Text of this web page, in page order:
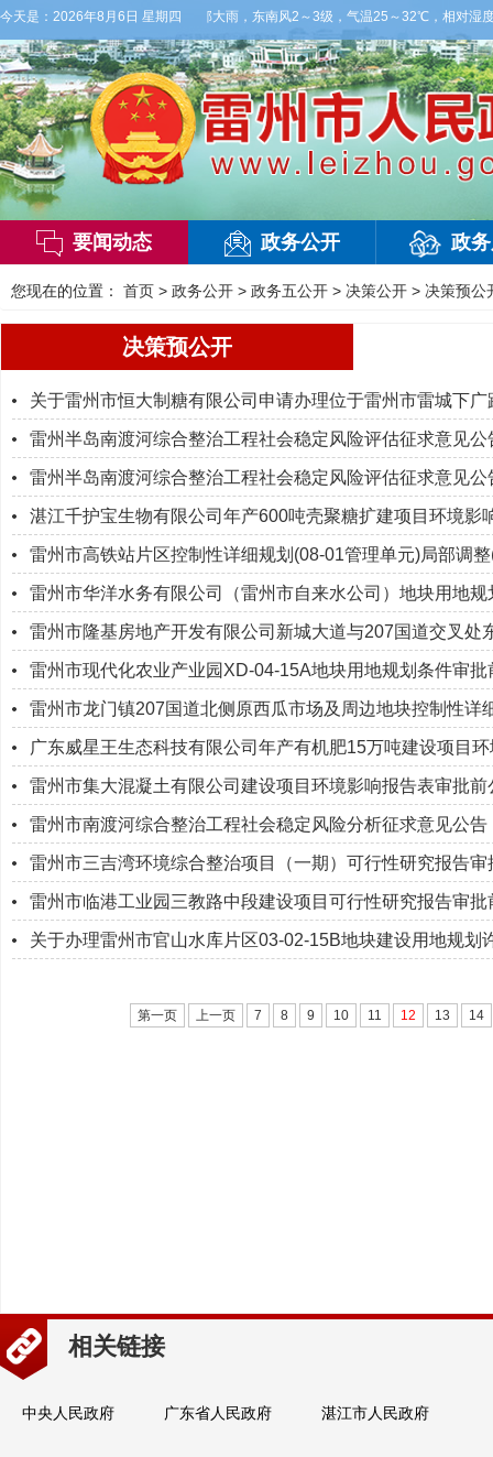
今天是： 2026年8月6日 星期四
，阴天间多云，有雷阵雨，局部大雨，东南风2～3级，气温25～32℃，相对湿
要闻动态 政务公开 政
您现在的位置： 首页 > 政务公开 > 政务五公开 > 决策公开 > 决策预公
决策预公开
关于雷州市恒大制糖有限公司申请办理位于雷州市雷城下
雷州半岛南渡河综合整治工程社会稳定风险评估征求意见公
雷州半岛南渡河综合整治工程社会稳定风险评估征求意见公
湛江千护宝生物有限公司年产600吨壳聚糖扩建项目环境影
雷州市高铁站片区控制性详细规划(08-01管理单元)局部调
雷州市华洋水务有限公司（雷州市自来水公司）地块用地
雷州市隆基房地产开发有限公司新城大道与207国道交叉处
雷州市现代化农业产业园XD-04-15A地块用地规划条件审批
雷州市龙门镇207国道北侧原西瓜市场及周边地块控制性详
广东威星王生态科技有限公司年产有机肥15万吨建设项目
雷州市集大混凝土有限公司建设项目环境影响报告表审批前
雷州市南渡河综合整治工程社会稳定风险分析征求意见公告
雷州市三吉湾环境综合整治项目（一期）可行性研究报告审
雷州市临港工业园三教路中段建设项目可行性研究报告审批
关于办理雷州市官山水库片区03-02-15B地块建设用地规划
第一页 上一页 7 8 9 10 11 12 13 14
相关链接
中央人民政府 广东省人民政府 湛江市人民政府